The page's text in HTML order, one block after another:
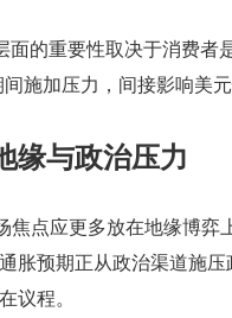
面的重要性取决于消费
施加压力，间接影响美元
缘与政治压力
焦点应更多放在地缘博
胀预期正从政治渠道施
议程。